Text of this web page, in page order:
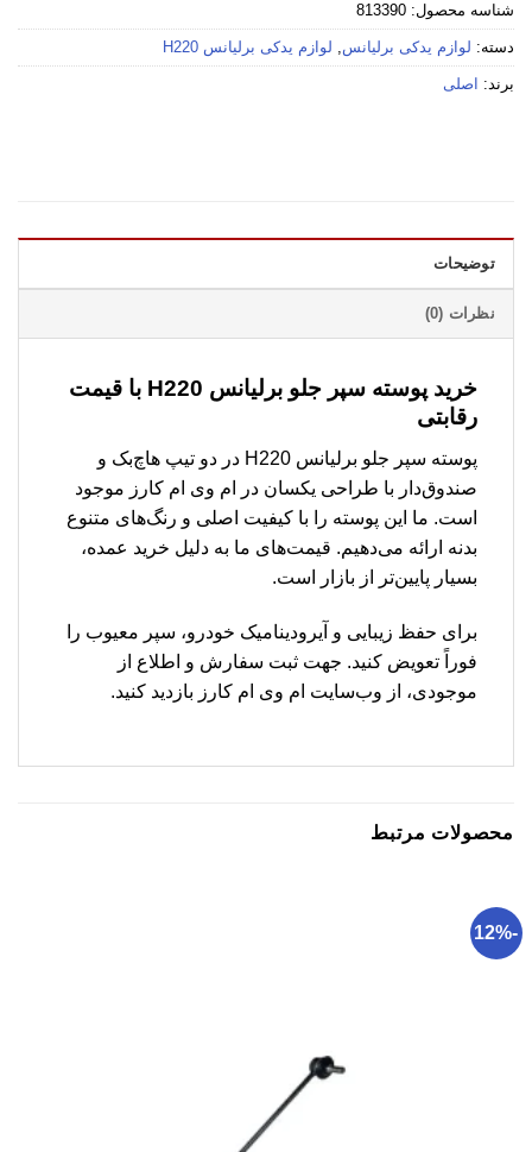
شناسه محصول: 813390
دسته: لوازم یدکی برلیانس, لوازم یدکی برلیانس H220
برند: اصلی
توضیحات
نظرات (0)
خرید پوسته سپر جلو برلیانس H220 با قیمت
رقابتی
پوسته سپر جلو برلیانس H220 در دو تیپ هاچ‌بک و
صندوق‌دار با طراحی یکسان در ام وی ام کارز موجود
است. ما این پوسته را با کیفیت اصلی و رنگ‌های متنوع
بدنه ارائه می‌دهیم. قیمت‌های ما به دلیل خرید عمده،
بسیار پایین‌تر از بازار است.
برای حفظ زیبایی و آیرودینامیک خودرو، سپر معیوب را
فوراً تعویض کنید. جهت ثبت سفارش و اطلاع از
موجودی، از وب‌سایت ام وی ام کارز بازدید کنید.
محصولات مرتبط
-12%